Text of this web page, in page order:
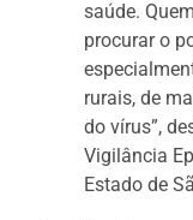
saúde.
procurar o
rurais, de
do vírus”,
Vigilância
Estado de